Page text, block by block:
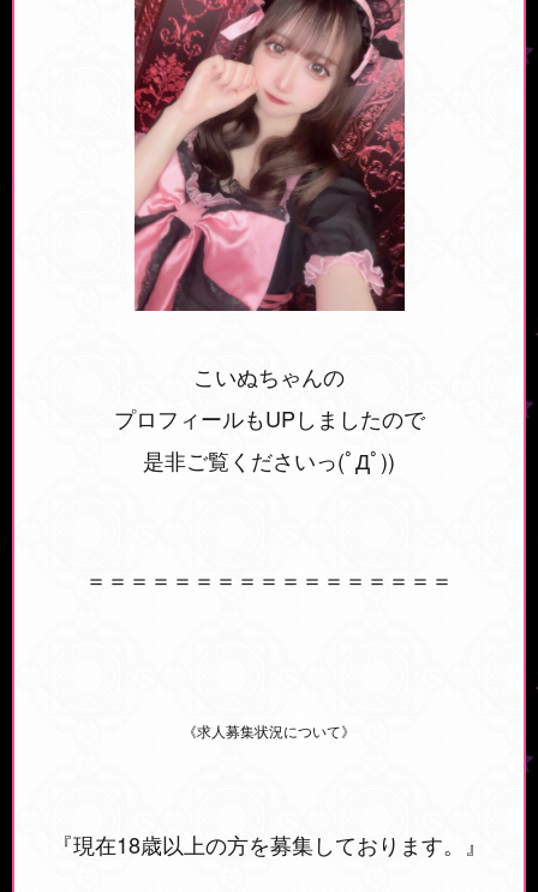
こいぬちゃんの
プロフィールもUPしましたので
是非ご覧くださいっ(ﾟДﾟ))
＝＝＝＝＝＝＝＝＝＝＝＝＝＝＝＝＝
《求人募集状況について》
『現在18歳以上の方を募集しております。』